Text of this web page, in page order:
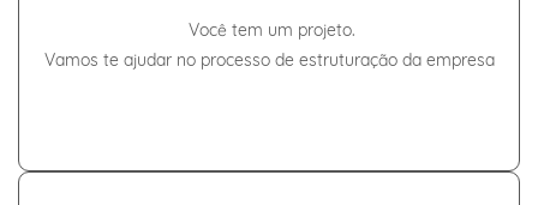
Você tem um projeto.
Vamos te ajudar no processo de estruturação da empresa